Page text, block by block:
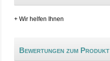
+ Wir helfen Ihnen
Bewertungen zum Produkt